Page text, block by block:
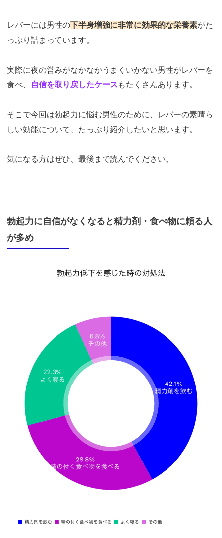
レバーには男性の下半身増強に非常に効果的な栄養素がた
っぷり詰まっています。
実際に夜の営みがなかなかうまくいかない男性がレバーを
食べ、
自信を取り戻したケース もたくさんあります。
そこで今回は勃起力に悩む男性のために、レバーの素晴ら
しい効能について、たっぷり紹介したいと思います。
気になる方はぜひ、最後まで読んでください。
勃起力に自信がなくなると精力剤・食べ物に頼る人
が多め